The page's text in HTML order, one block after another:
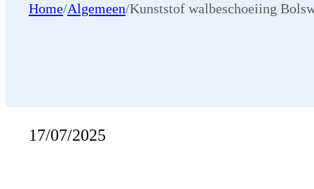
Home/Algemeen/Kunststof walbeschoeiing
17/07/2025